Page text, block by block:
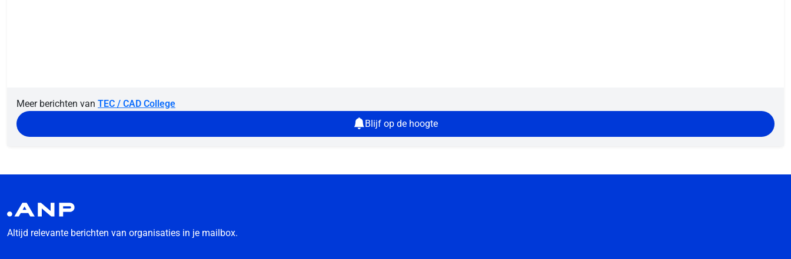
Meer berichten van TEC / CAD College
Blijf op de hoogte
Altijd relevante berichten van organisaties in je mailbox.